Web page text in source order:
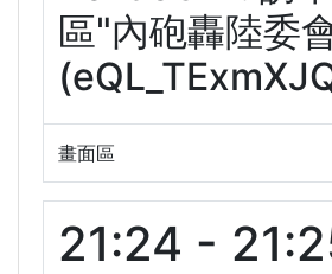
區"內砲轟陸委
畫面區
21:24 -